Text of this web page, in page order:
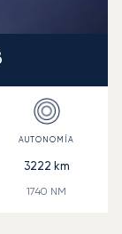
3222 km
1740 NM